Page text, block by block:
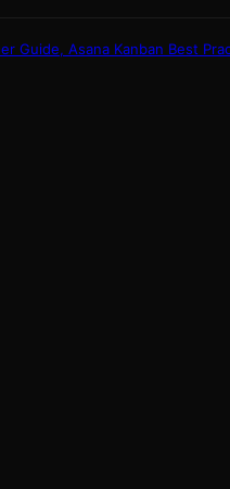
Guide, Asana Kanban Best